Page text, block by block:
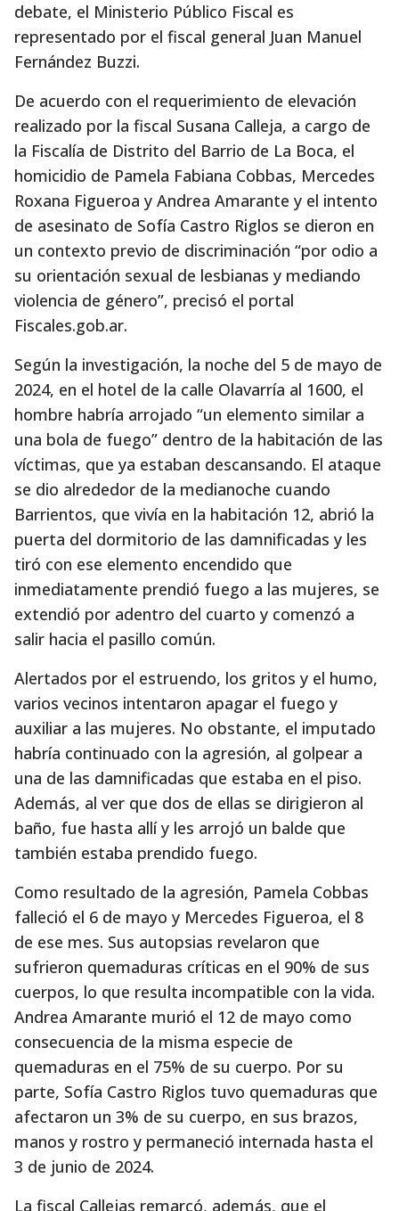
debate, el Ministerio Público Fiscal es
representado por el fiscal general Juan Manuel
Fernández Buzzi.
De acuerdo con el requerimiento de elevación
realizado por la fiscal Susana Calleja, a cargo de
la Fiscalía de Distrito del Barrio de La Boca, el
homicidio de Pamela Fabiana Cobbas, Mercedes
Roxana Figueroa y Andrea Amarante y el intento
de asesinato de Sofía Castro Riglos se dieron en
un contexto previo de discriminación “por odio a
su orientación sexual de lesbianas y mediando
violencia de género”, precisó el portal
Fiscales.gob.ar.
Según la investigación, la noche del 5 de mayo de
2024, en el hotel de la calle Olavarría al 1600, el
hombre habría arrojado “un elemento similar a
una bola de fuego” dentro de la habitación de las
víctimas, que ya estaban descansando. El ataque
se dio alrededor de la medianoche cuando
Barrientos, que vivía en la habitación 12, abrió la
puerta del dormitorio de las damnificadas y les
tiró con ese elemento encendido que
inmediatamente prendió fuego a las mujeres, se
extendió por adentro del cuarto y comenzó a
salir hacia el pasillo común.
Alertados por el estruendo, los gritos y el humo,
varios vecinos intentaron apagar el fuego y
auxiliar a las mujeres. No obstante, el imputado
habría continuado con la agresión, al golpear a
una de las damnificadas que estaba en el piso.
Además, al ver que dos de ellas se dirigieron al
baño, fue hasta allí y les arrojó un balde que
también estaba prendido fuego.
Como resultado de la agresión, Pamela Cobbas
falleció el 6 de mayo y Mercedes Figueroa, el 8
de ese mes. Sus autopsias revelaron que
sufrieron quemaduras críticas en el 90% de sus
cuerpos, lo que resulta incompatible con la vida.
Andrea Amarante murió el 12 de mayo como
consecuencia de la misma especie de
quemaduras en el 75% de su cuerpo. Por su
parte, Sofía Castro Riglos tuvo quemaduras que
afectaron un 3% de su cuerpo, en sus brazos,
manos y rostro y permaneció internada hasta el
3 de junio de 2024.
La fiscal Callejas remarcó, además, que el